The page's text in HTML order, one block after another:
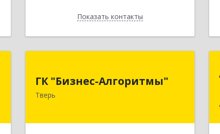
Показать контакты
Назад
ГК "Бизнес-Алгоритмы"
Тверь
170006, Тверская обл, Тверь г,
Подробнее